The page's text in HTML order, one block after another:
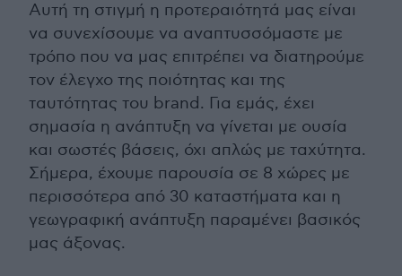
Αυτή τη στιγμή η προτεραιότητά μας είναι
να συνεχίσουμε να αναπτυσσόμαστε με
τρόπο που να μας επιτρέπει να διατηρούμε
τον έλεγχο της ποιότητας και της
ταυτότητας του brand. Για εμάς, έχει
σημασία η ανάπτυξη να γίνεται με ουσία
και σωστές βάσεις, όχι απλώς με ταχύτητα.
Σήμερα, έχουμε παρουσία σε 8 χώρες με
περισσότερα από 30 καταστήματα και η
γεωγραφική ανάπτυξη παραμένει βασικός
μας άξονας.